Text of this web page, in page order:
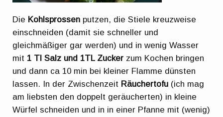
Die Kohlsprossen putzen, die Stiele kreuzweise
einschneiden (damit sie schneller und
gleichmäßiger gar werden) und in wenig Wasser
mit 1 Tl Salz und 1TL Zucker zum Kochen bringen
und dann ca 10 min bei kleiner Flamme dünsten
lassen. In der Zwischenzeit Räuchertofu (ich mag
am liebsten den doppelt geräucherten) in kleine
Würfel schneiden und in in einer Pfanne mit (wenig)